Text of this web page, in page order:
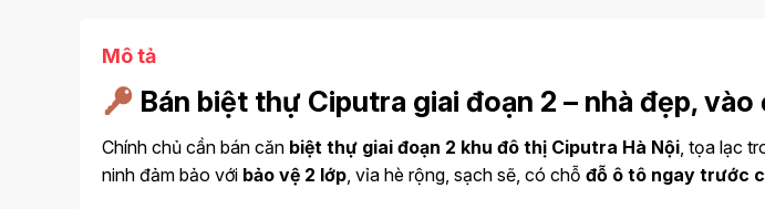
Mô tả
Bán biệt thự Ciputra giai đoạn 2 – nhà đẹp, vào
Chính chủ cần bán căn biệt thự giai đoạn 2 khu đô thị Ciputra Hà Nội, tọa lạc
ninh đảm bảo với bảo vệ 2 lớp, vỉa hè rộng, sạch sẽ, có chỗ đỗ ô tô ngay trước